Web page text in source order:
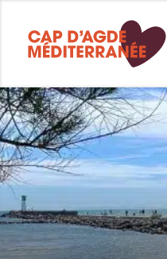
contenu